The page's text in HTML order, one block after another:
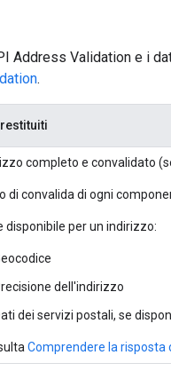
Address Validation e i
.
restituiti
completo e convalidato
di convalida di ogni
disponibile per un indirizzo:
dell'indirizzo
dei servizi postali, se
Comprendere la risposta